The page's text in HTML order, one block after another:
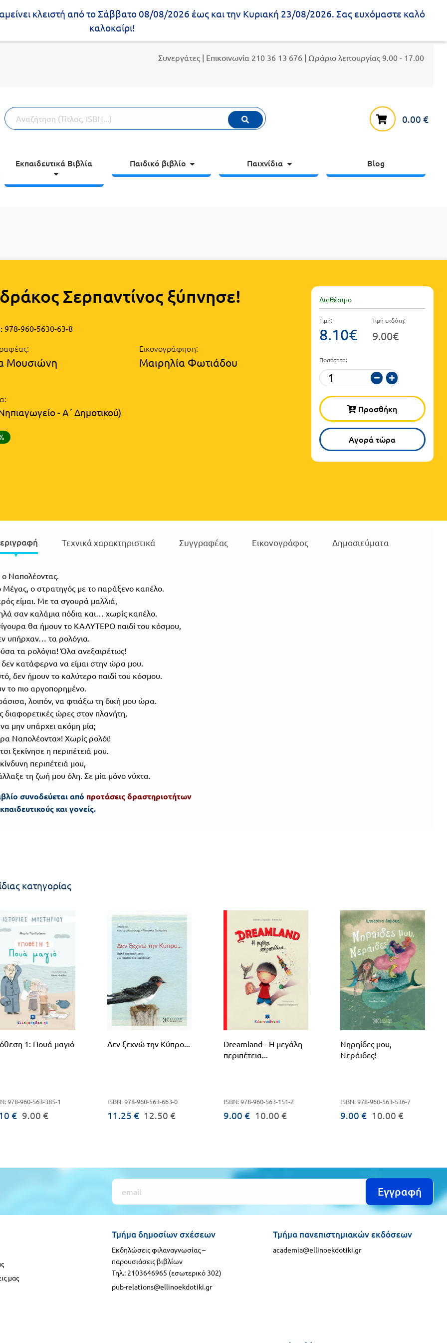
κλειστή από το Σάββατο 08/08/2026 έως και την Κυριακή 23/08/2026. Σας ευχόμαστε καλό
καλοκαίρι!
Συνεργάτες| Επικοινωνία 210 36 13 676| Ωράριο λειτουργίας 9.00 - 17.00
0.00 €
Εκπαιδευτικά Βιβλία Παιδικό βιβλίο Παιχνίδια Blog
Σερπαντίνος ξύπνησε!
978-960-5630-63-8
Μουσιώνη
Εικονογράφηση:
Μαιρηλία Φωτιάδου
- Α΄ Δημοτικού)
Διαθέσιμο
Τιμή:
8.10€
Τιμή εκδότη:
9.00€
Ποσότητα:
Προσθήκη
Αγορά τώρα
Τεχνικά χαρακτηριστικά Συγγραφέας Εικονογράφος Δημοσιεύματα
ο Ναπολέοντας.
Μέγας, ο στρατηγός με το παράξενο καπέλο.
είμαι. Με τα σγουρά μαλλιά,
σαν καλάμια πόδια και… χωρίς καπέλο.
θα ήμουν το ΚΑΛΥΤΕΡΟ παιδί του κόσμου,
υπήρχαν… τα ρολόγια.
τα ρολόγια! Όλα ανεξαιρέτως!
κατάφερνα να είμαι στην ώρα μου.
δεν ήμουν το καλύτερο παιδί του κόσμου.
το πιο αργοπορημένο.
λοιπόν, να φτιάξω τη δική μου ώρα.
διαφορετικές ώρες στον πλανήτη,
να μην υπάρχει ακόμη μία;
Ναπολέοντα»! Χωρίς ρολόι!
ξεκίνησε η περιπέτειά μου.
περιπέτειά μου,
τη ζωή μου όλη. Σε μία μόνο νύχτα.
συνοδεύεται από προτάσεις δραστηριοτήτων
και γονείς.
κατηγορίας
1: Πουά μαγιό
978-960-563-385-1
€ 9.00 €
Δεν ξεχνώ την Κύπρο...
ISBN: 978-960-563-663-0
11.25 € 12.50 €
Dreamland - Η μεγάλη
περιπέτεια...
ISBN: 978-960-563-151-2
9.00 € 10.00 €
Nηρηίδες μου,
Νεράιδες!
ISBN: 978-960-563-536-7
9.00 € 10.00 €
Εγγραφή
μας
Τμήμα δημοσίων σχέσεων
Εκδηλώσεις φιλαναγνωσίας –
παρουσιάσεις βιβλίων
Τηλ.: 2103646965 (εσωτερικό 302)
pub-relations@ellinoekdotiki.gr
Τμήμα πανεπιστημιακών εκδόσεων
academia@ellinoekdotiki.gr